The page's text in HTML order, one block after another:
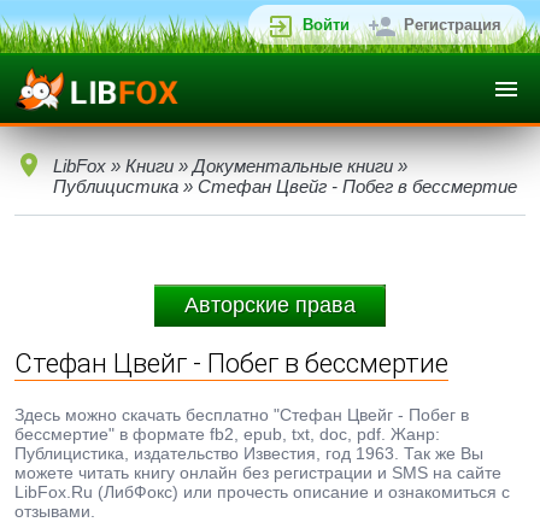
Войти Регистрация
LibFox » Книги » Документальные книги »
Публицистика » Стефан Цвейг - Побег в бессмертие
Авторские права
Стефан Цвейг - Побег в бессмертие
Здесь можно скачать бесплатно "Стефан Цвейг - Побег в
бессмертие" в формате fb2, epub, txt, doc, pdf. Жанр:
Публицистика, издательство Известия, год 1963. Так же Вы
можете читать книгу онлайн без регистрации и SMS на сайте
LibFox.Ru (ЛибФокс) или прочесть описание и ознакомиться с
отзывами.